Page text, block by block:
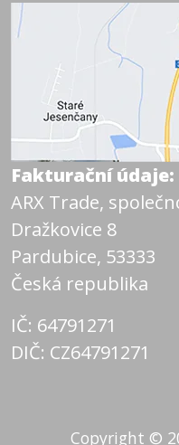
Fakturační údaje:
ARX Trade,
Dražkovice 8
Pardubice, 53333
Česká republika
IČ: 64791271
DIČ: CZ64791271
Copyright ©